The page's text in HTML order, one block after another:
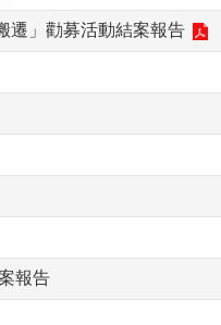
遷」勸募活動結案報告
報告